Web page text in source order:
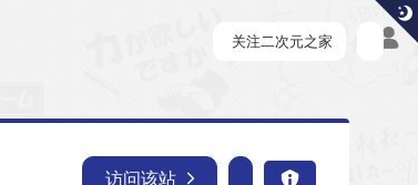
关注二次元之家
访问该站